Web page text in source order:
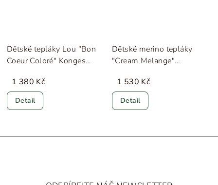
Dětské tepláky Lou "Bon
Coeur Coloré" Konges
1 380 Kč
Detail
Dětské merino tepláky
"Cream Melange"
1 530 Kč
Detail